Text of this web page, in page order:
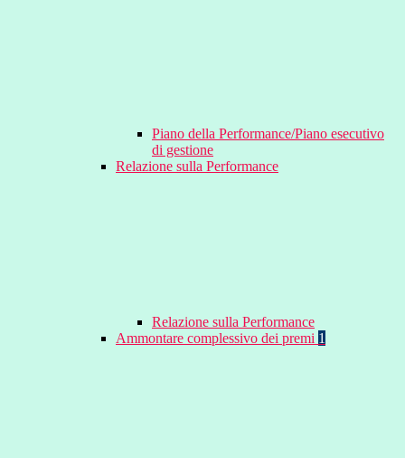
Piano della Performance/Piano esecutivo
di gestione
Relazione sulla Performance
Relazione sulla Performance
Ammontare complessivo dei premi 1